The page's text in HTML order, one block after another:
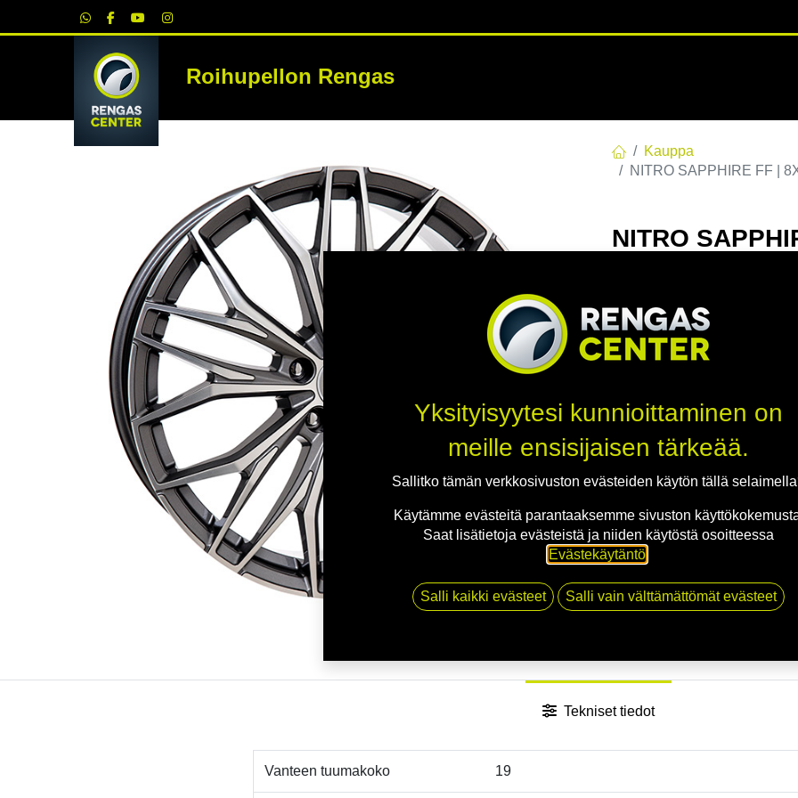
Roihupellon RengasRENKAAT
Kauppa
NITRO SAPPHIRE FF |
NITRO
EAN: 7332818097020
Tällä tuotteella ei ole
Jaa
Tekniset tiedot
Vanteen tuumakoko 19
Yksityisyytesi kunnioittaminen on
meille ensisijaisen tärkeää.
Sallitko tämän verkkosivuston evästeiden käytön tällä
Käytämme evästeitä parantaaksemme sivuston
Saat lisätietoja evästeistä ja niiden käytöstä osoitteessa
Evästekäytäntö.
Salli kaikki evästeet Salli vain välttämättömät evästeet